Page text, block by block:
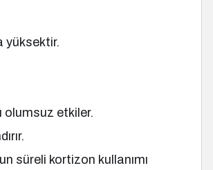
yüksektir.
olumsuz etkiler.
süreli kortizon kullanımı